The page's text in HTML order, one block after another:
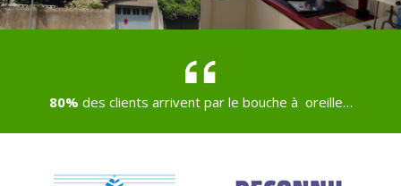
80% des clients arrivent par le bouche à oreille…